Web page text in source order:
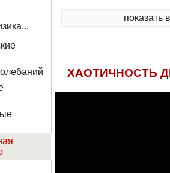
показать
ХАОТИЧНОСТЬ